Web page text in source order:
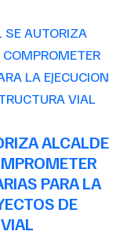
ALCALDE
PARA LA
DE